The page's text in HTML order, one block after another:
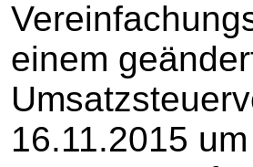
einem
16.11.2015